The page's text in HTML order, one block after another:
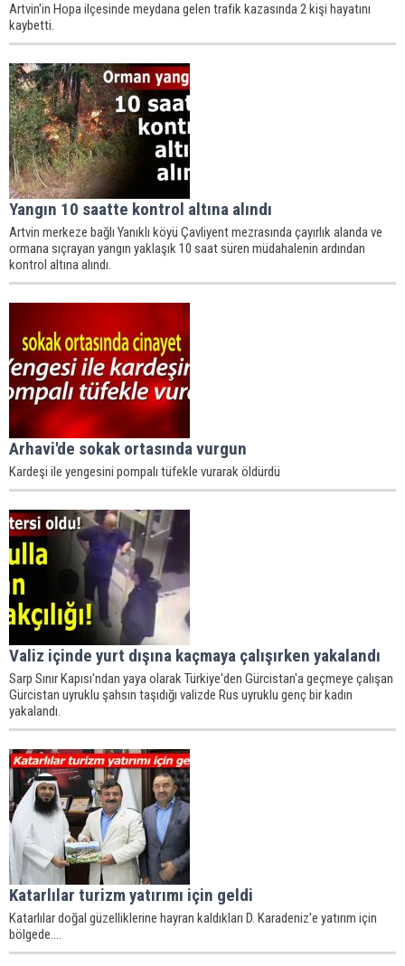
Artvin'in Hopa ilçesinde meydana gelen trafik kazasında 2 kişi hayatını
kaybetti.
Yangın 10 saatte kontrol altına alındı
Artvin merkeze bağlı Yanıklı köyü Çavliyent mezrasında çayırlık alanda ve
ormana sıçrayan yangın yaklaşık 10 saat süren müdahalenin ardından
kontrol altına alındı.
Arhavi'de sokak ortasında vurgun
Kardeşi ile yengesini pompalı tüfekle vurarak öldürdü
Valiz içinde yurt dışına kaçmaya çalışırken yakalandı
Sarp Sınır Kapısı'ndan yaya olarak Türkiye'den Gürcistan'a geçmeye çalışan
Gürcistan uyruklu şahsın taşıdığı valizde Rus uyruklu genç bir kadın
yakalandı.
Katarlılar turizm yatırımı için geldi
Katarlılar doğal güzelliklerine hayran kaldıkları D. Karadeniz'e yatırım için
bölgede....